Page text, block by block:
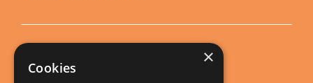
×
Cookies